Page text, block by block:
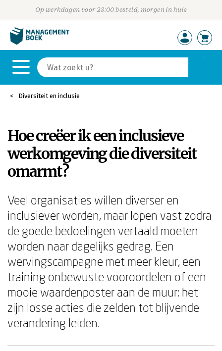
Op werkdagen voor 23:00 besteld, morgen in huis
Diversiteit en inclusie
Hoe creëer ik een inclusieve
werkomgeving die diversiteit
omarmt?
Veel organisaties willen diverser en
inclusiever worden, maar lopen vast zodra
de goede bedoelingen vertaald moeten
worden naar dagelijks gedrag. Een
wervingscampagne met meer kleur, een
training onbewuste vooroordelen of een
mooie waardenposter aan de muur: het
zijn losse acties die zelden tot blijvende
verandering leiden.